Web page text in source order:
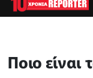
Ποιο είναι